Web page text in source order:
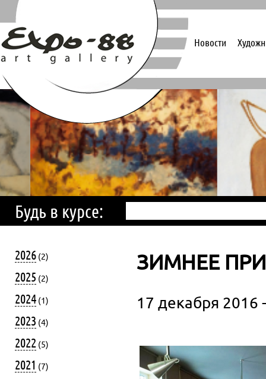
Новости
Будь в курсе:
2026 (2)
2025 (2)
2024 (1)
2023 (4)
2022 (5)
2021 (7)
ЗИМНЕЕ
17 декабря 2016